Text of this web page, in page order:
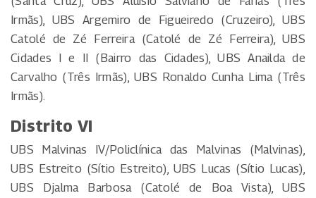
Irmãs), UBS Argemiro de Figueiredo (Cruzeiro), UBS
Catolé de Zé Ferreira (Catolé de Zé Ferreira), UBS
Cidades I e II (Bairro das Cidades), UBS Anailda de
Carvalho (Três Irmãs), UBS Ronaldo Cunha Lima (Três
Irmãs).
Distrito VI
UBS Malvinas IV/Policlínica das Malvinas (Malvinas),
UBS Estreito (Sítio Estreito), UBS Lucas (Sítio Lucas),
UBS Djalma Barbosa (Catolé de Boa Vista), UBS